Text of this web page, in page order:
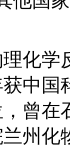
化学
中国
曾在
州化